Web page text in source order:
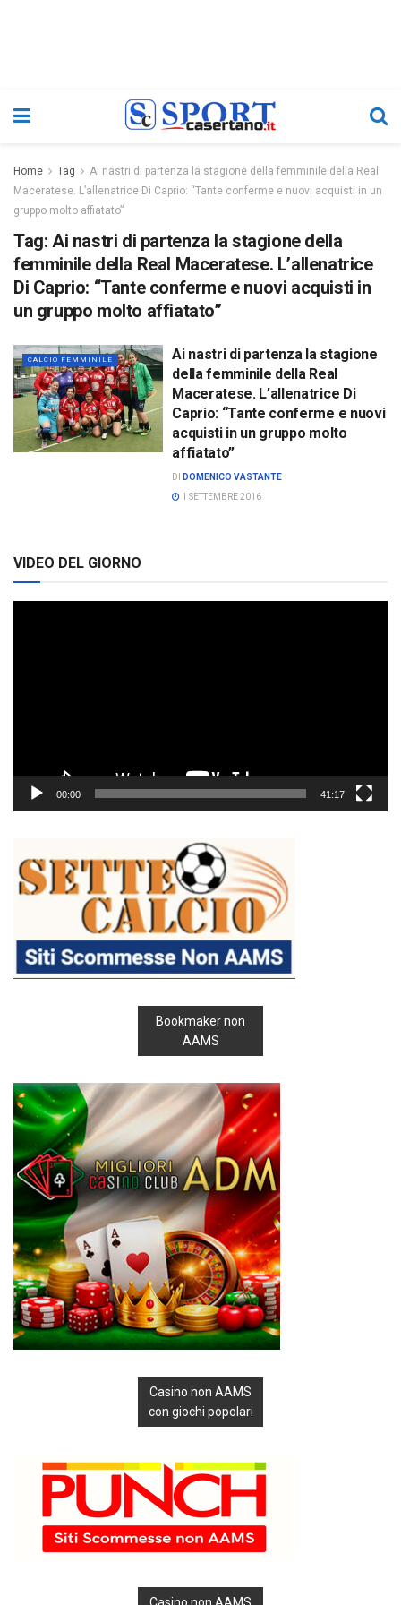
Home Tag
Ai nastri di partenza la stagione della femminile della Real
Maceratese. L’allenatrice Di Caprio: “Tante conferme e nuovi acquisti in un
gruppo molto affiatato”
Tag: Ai nastri di partenza la stagione della
femminile della Real Maceratese. L’allenatrice
Di Caprio: “Tante conferme e nuovi acquisti in
un gruppo molto affiatato”
CALCIO FEMMINILE
Ai nastri di partenza la stagione
della femminile della Real
Maceratese. L’allenatrice Di
Caprio: “Tante conferme e nuovi
acquisti in un gruppo molto
affiatato”
DI
DOMENICO VASTANTE
1 SETTEMBRE 2016
VIDEO DEL GIORNO
00:00 41:17
Bookmaker non
AAMS
Casino non AAMS
con giochi popolari